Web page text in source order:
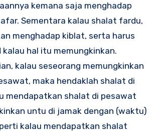
kemana saja menghadap
Sementara kalau shalat fardu,
menghadap kiblat, serta harus
kalau hal itu memungkinkan.
kalau seseorang memungkinkan
maka hendaklah shalat di
mendapatkan shalat di pesawat
untu di jamak dengan (waktu)
kalau mendapatkan shalat